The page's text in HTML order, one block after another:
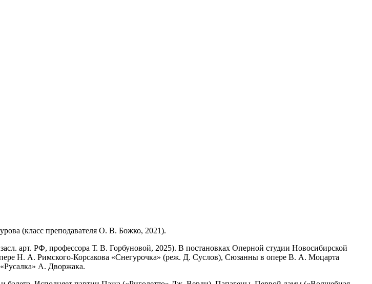
(класс преподавателя О. В. Божко, 2021).
арт. РФ, профессора Т. В. Горбуновой, 2025). В постановках Оперной студии Новосибирской
Н. А. Римского-Корсакова «Снегурочка» (реж. Д. Суслов), Сюзанны в опере В. А. Моцарта
А. Дворжака.